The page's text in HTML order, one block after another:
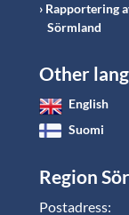
Rapportering
Sörmland
Other
English
Suomi
Region
Postadress: